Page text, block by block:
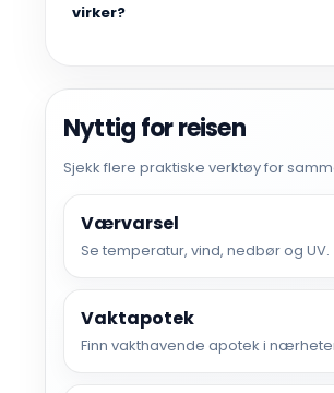
virker?
Nyttig for reisen
Sjekk flere praktiske verktøy for
Værvarsel
Se temperatur, vind, nedbør og UV.
Vaktapotek
Finn vakthavende apotek i